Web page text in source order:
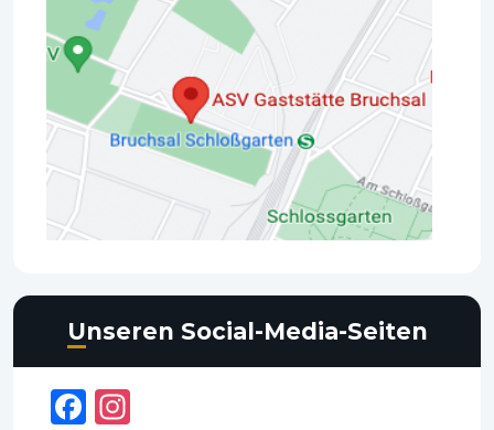
Unseren Social-Media-Seiten
Facebook